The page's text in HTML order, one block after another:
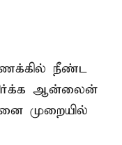
நீண்ட
ஆன்லைன்
முறையில்